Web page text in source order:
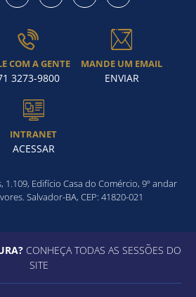
COM A GENTE
3273-9800
MANDE UM EMAIL
ENVIAR
INTRANET
ACESSAR
1.109, Edifício Casa do Comércio, 9º andar
Salvador-BA, CEP: 41820-021
CONHEÇA TODAS AS SESSÕES DO
SITE